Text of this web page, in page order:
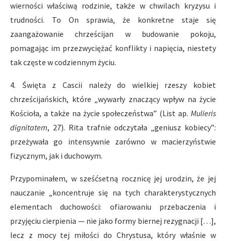
wierności właściwą rodzinie, także w chwilach kryzysu i
trudności. To On sprawia, że konkretne staje się
zaangażowanie chrześcijan w budowanie pokoju,
pomagając im przezwyciężać konflikty i napięcia, niestety
tak częste w codziennym życiu.
4. Święta z Cascii należy do wielkiej rzeszy kobiet
chrześcijańskich, które „wywarły znaczący wpływ na życie
Kościoła, a także na życie społeczeństwa” (List ap. Mulieris
dignitatem, 27). Rita trafnie odczytała „geniusz kobiecy”:
przeżywała go intensywnie zarówno w macierzyństwie
fizycznym, jak i duchowym.
Przypominałem, w sześćsetną rocznicę jej urodzin, że jej
nauczanie „koncentruje się na tych charakterystycznych
elementach duchowości: ofiarowaniu przebaczenia i
przyjęciu cierpienia — nie jako formy biernej rezygnacji […],
lecz z mocy tej miłości do Chrystusa, który właśnie w